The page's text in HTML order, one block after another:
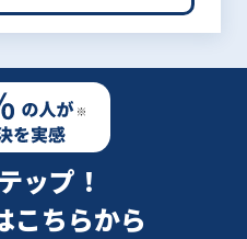
ップ！
こちらから